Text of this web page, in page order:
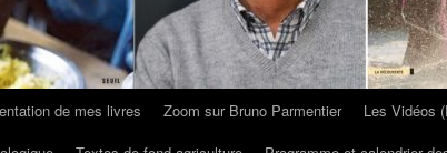
de mes livres Zoom sur Bruno Parmentier Les Vidéos